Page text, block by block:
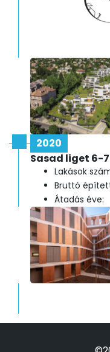
2020
Sasad liget 6-
Lakások
Bruttó